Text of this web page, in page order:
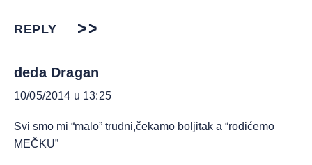
REPLY
deda Dragan
10/05/2014 u 13:25
Svi smo mi “malo” trudni,čekamo boljitak a “rodićemo
MEČKU”